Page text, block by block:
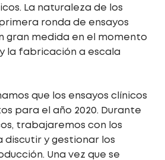
La naturaleza de los
ronda de ensayos
gran medida en el momento
la fabricación a escala
que los ensayos clínicos
para el año 2020. Durante
trabajaremos con los
y gestionar los
Una vez que se